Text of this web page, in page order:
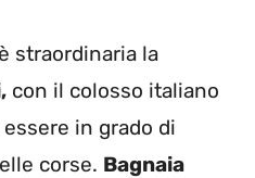
straordinaria la
con il colosso italiano
in grado di
corse. Bagnaia